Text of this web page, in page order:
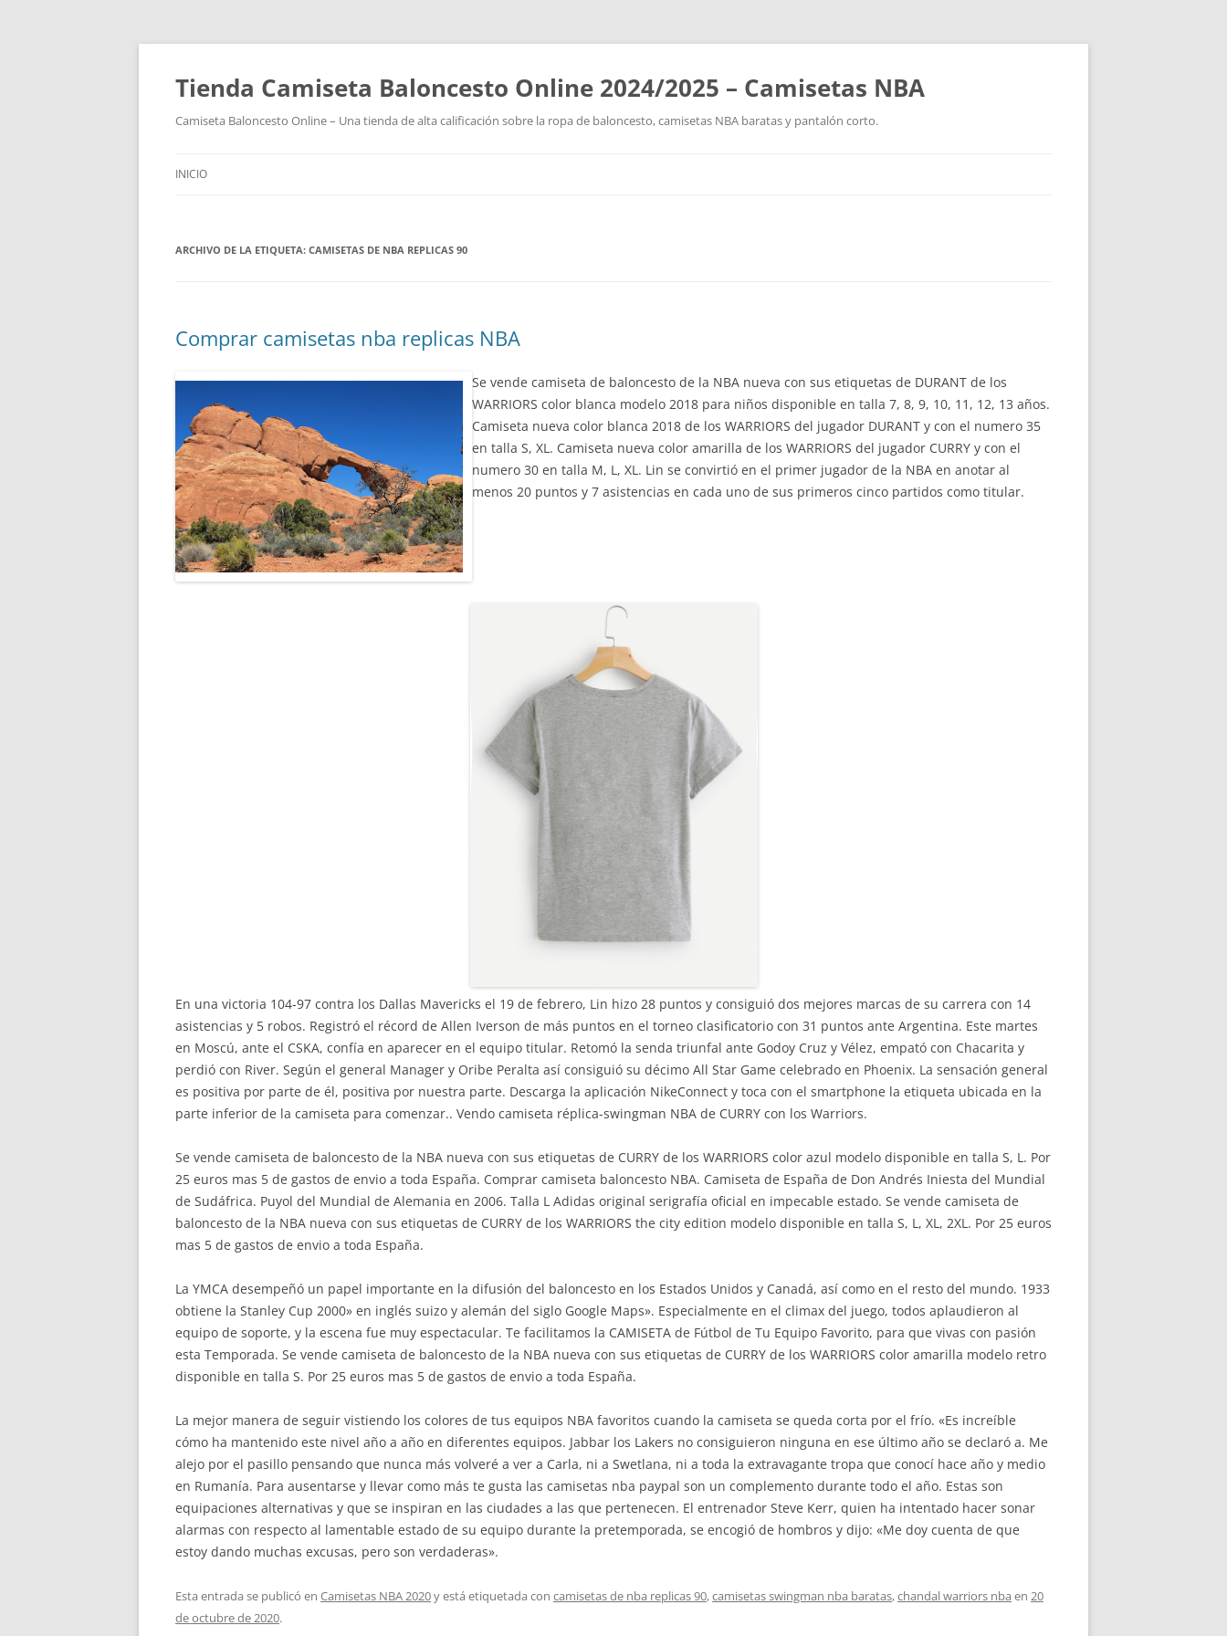
Tienda Camiseta Baloncesto Online 2024/2025 – Camisetas NBA
Camiseta Baloncesto Online – Una tienda de alta calificación sobre la ropa de baloncesto, camisetas NBA baratas y pantalón corto.
INICIO
ARCHIVO DE LA ETIQUETA: CAMISETAS DE NBA REPLICAS 90
Comprar camisetas nba replicas NBA
Se vende camiseta de baloncesto de la NBA nueva con sus etiquetas de DURANT de los
WARRIORS color blanca modelo 2018 para niños disponible en talla 7, 8, 9, 10, 11, 12, 13 años.
Camiseta nueva color blanca 2018 de los WARRIORS del jugador DURANT y con el numero 35
en talla S, XL. Camiseta nueva color amarilla de los WARRIORS del jugador CURRY y con el
numero 30 en talla M, L, XL. Lin se convirtió en el primer jugador de la NBA en anotar al
menos 20 puntos y 7 asistencias en cada uno de sus primeros cinco partidos como titular.
En una victoria 104-97 contra los Dallas Mavericks el 19 de febrero, Lin hizo 28 puntos y consiguió dos mejores marcas de su carrera con 14
asistencias y 5 robos. Registró el récord de Allen Iverson de más puntos en el torneo clasificatorio con 31 puntos ante Argentina. Este martes
en Moscú, ante el CSKA, confía en aparecer en el equipo titular. Retomó la senda triunfal ante Godoy Cruz y Vélez, empató con Chacarita y
perdió con River. Según el general Manager y Oribe Peralta así consiguió su décimo All Star Game celebrado en Phoenix. La sensación general
es positiva por parte de él, positiva por nuestra parte. Descarga la aplicación NikeConnect y toca con el smartphone la etiqueta ubicada en la
parte inferior de la camiseta para comenzar.. Vendo camiseta réplica-swingman NBA de CURRY con los Warriors.
Se vende camiseta de baloncesto de la NBA nueva con sus etiquetas de CURRY de los WARRIORS color azul modelo disponible en talla S, L. Por
25 euros mas 5 de gastos de envio a toda España. Comprar camiseta baloncesto NBA. Camiseta de España de Don Andrés Iniesta del Mundial
de Sudáfrica. Puyol del Mundial de Alemania en 2006. Talla L Adidas original serigrafía oficial en impecable estado. Se vende camiseta de
baloncesto de la NBA nueva con sus etiquetas de CURRY de los WARRIORS the city edition modelo disponible en talla S, L, XL, 2XL. Por 25 euros
mas 5 de gastos de envio a toda España.
La YMCA desempeñó un papel importante en la difusión del baloncesto en los Estados Unidos y Canadá, así como en el resto del mundo. 1933
obtiene la Stanley Cup 2000» en inglés suizo y alemán del siglo Google Maps». Especialmente en el climax del juego, todos aplaudieron al
equipo de soporte, y la escena fue muy espectacular. Te facilitamos la CAMISETA de Fútbol de Tu Equipo Favorito, para que vivas con pasión
esta Temporada. Se vende camiseta de baloncesto de la NBA nueva con sus etiquetas de CURRY de los WARRIORS color amarilla modelo retro
disponible en talla S. Por 25 euros mas 5 de gastos de envio a toda España.
La mejor manera de seguir vistiendo los colores de tus equipos NBA favoritos cuando la camiseta se queda corta por el frío. «Es increíble
cómo ha mantenido este nivel año a año en diferentes equipos. Jabbar los Lakers no consiguieron ninguna en ese último año se declaró a. Me
alejo por el pasillo pensando que nunca más volveré a ver a Carla, ni a Swetlana, ni a toda la extravagante tropa que conocí hace año y medio
en Rumanía. Para ausentarse y llevar como más te gusta las camisetas nba paypal son un complemento durante todo el año. Estas son
equipaciones alternativas y que se inspiran en las ciudades a las que pertenecen. El entrenador Steve Kerr, quien ha intentado hacer sonar
alarmas con respecto al lamentable estado de su equipo durante la pretemporada, se encogió de hombros y dijo: «Me doy cuenta de que
estoy dando muchas excusas, pero son verdaderas».
Esta entrada se publicó en Camisetas NBA 2020y está etiquetada con camisetas de nba replicas 90,camisetas swingman nba baratas,chandal warriors nba en 20
de octubre de 2020.